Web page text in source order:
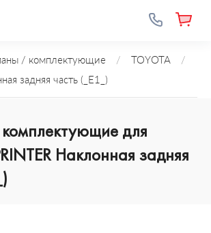
/ комплектующие / TOYOTA
/
задняя часть (_E1_)
для
Наклонная задняя